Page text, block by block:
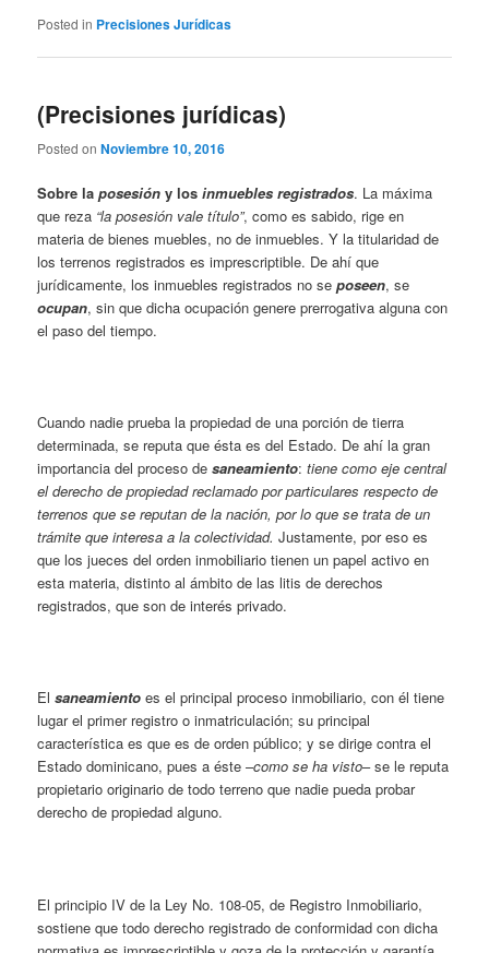
Posted in Precisiones Jurídicas
(Precisiones jurídicas)
Posted onNoviembre 10, 2016
Sobre laposesión y losinmuebles registrados. La máxima
que reza “la posesión vale título”, como es sabido, rige en
materia de bienes muebles, no de inmuebles. Y la titularidad de
los terrenos registrados es imprescriptible. De ahí que
jurídicamente, los inmuebles registrados no seposeen, se
ocupan, sin que dicha ocupación genere prerrogativa alguna con
el paso del tiempo.
Cuando nadie prueba la propiedad de una porción de tierra
determinada, se reputa que ésta es del Estado. De ahí la gran
importancia del proceso desaneamiento:tiene como eje central
el derecho de propiedad reclamado por particulares respecto de
terrenos que se reputan de la nación, por lo que se trata de un
trámite que interesa a la colectividad. Justamente, por eso es
que los jueces del orden inmobiliario tienen un papel activo en
esta materia, distinto al ámbito de las litis de derechos
registrados, que son de interés privado.
Elsaneamiento es el principal proceso inmobiliario, con él tiene
lugar el primer registro o inmatriculación; su principal
característica es que es de orden público; y se dirige contra el
Estado dominicano, pues a éste –como se ha visto– se le reputa
propietario originario de todo terreno que nadie pueda probar
derecho de propiedad alguno.
El principio IV de la Ley No. 108-05, de Registro Inmobiliario,
sostiene que todo derecho registrado de conformidad con dicha